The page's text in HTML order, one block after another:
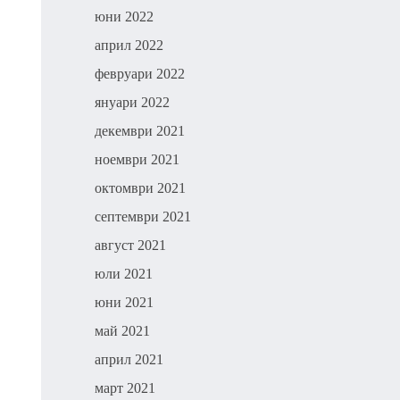
юни 2022
април 2022
февруари 2022
януари 2022
декември 2021
ноември 2021
октомври 2021
септември 2021
август 2021
юли 2021
юни 2021
май 2021
април 2021
март 2021